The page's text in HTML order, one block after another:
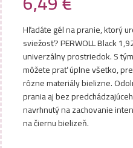
Hľadáte gél na pranie, ktorý
sviežosť? PERWOLL Black
univerzálny prostriedok. S
môžete prať úplne všetko,
rôzne materiály bielizne.
prania aj bez
navrhnutý na zachovanie
na čiernu bielizeň.